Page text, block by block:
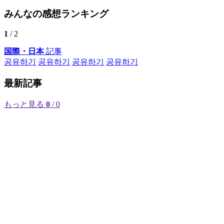
みんなの感想ランキング
1 / 2
国際・日本記事
공유하기
공유하기 공유하기 공유하기
最新記事
もっと見る 0 / 0